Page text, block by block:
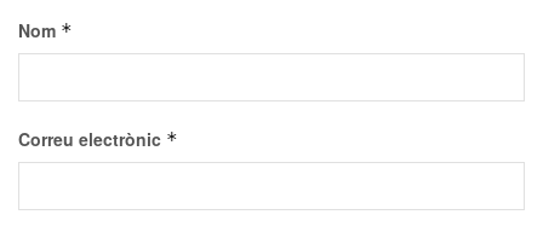
Nom *
Correu electrònic *